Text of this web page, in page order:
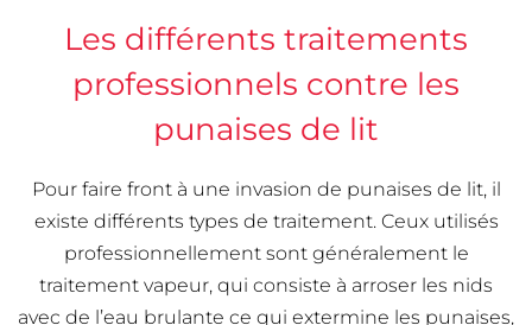
Les différents traitements
professionnels contre les
punaises de lit
Pour faire front à une invasion de punaises de lit, il
existe différents types de traitement. Ceux utilisés
professionnellement sont généralement le
traitement vapeur, qui consiste à arroser les nids
avec de l’eau brulante ce qui extermine les punaises,